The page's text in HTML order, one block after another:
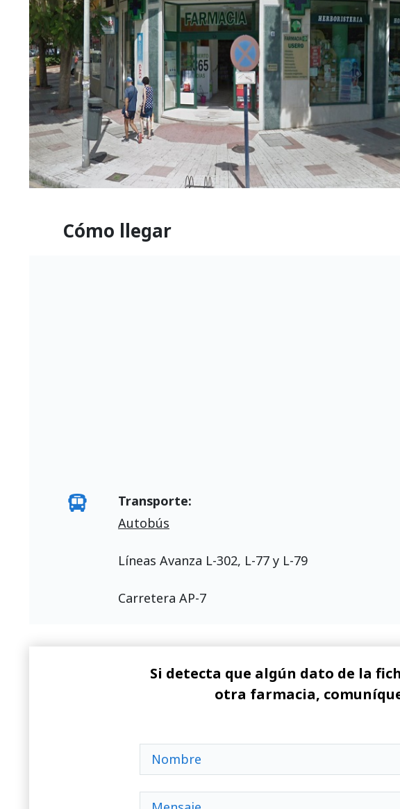
Cómo llegar
Transporte:
Autobús
Líneas Avanza L-302, L-77 y L-79
Carretera AP-7
Si detecta que algún dato de la
otra farmacia,